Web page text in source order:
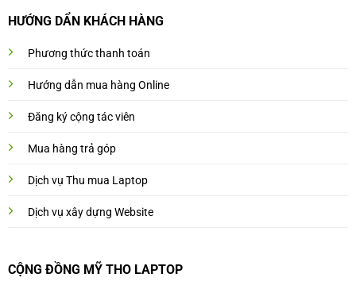
HƯỚNG DẨN KHÁCH HÀNG
Phương thức thanh toán
Hướng dẫn mua hàng Online
Đăng ký cộng tác viên
Mua hàng trả góp
Dịch vụ Thu mua Laptop
Dịch vụ xây dựng Website
CỘNG ĐỒNG MỸ THO LAPTOP